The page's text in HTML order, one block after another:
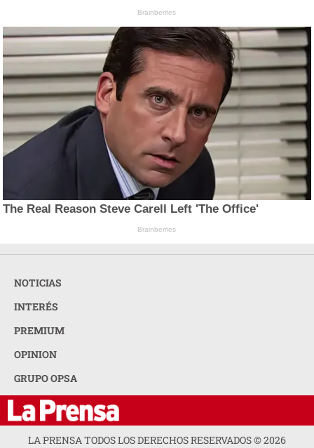
Brainberries
The Real Reason Steve Carell Left 'The Office'
Brainberries
NOTICIAS
INTERÉS
PREMIUM
OPINION
GRUPO OPSA
LA PRENSA TODOS LOS DERECHOS RESERVADOS ©2026